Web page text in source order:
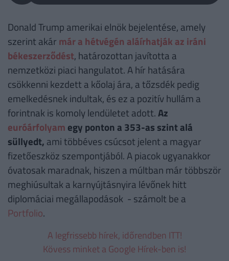
Donald Trump amerikai elnök bejelentése, amely
szerint akár már a hétvégén aláírhatják az iráni
békeszerződést, határozottan javította a
nemzetközi piaci hangulatot. A hír hatására
csökkenni kezdett a kőolaj ára, a tőzsdék pedig
emelkedésnek indultak, és ez a pozitív hullám a
forintnak is komoly lendületet adott.Az
euróárfolyam egy ponton a 353-as szint alá
süllyedt, ami többéves csúcsot jelent a magyar
fizetőeszköz szempontjából. A piacok ugyanakkor
óvatosak maradnak, hiszen a múltban már többször
meghiúsultak a karnyújtásnyira lévőnek hitt
diplomáciai megállapodások - számolt be a
Portfolio.
A legfrissebb hírek, időrendben ITT!
Kövess minket a Google Hírek-ben is!